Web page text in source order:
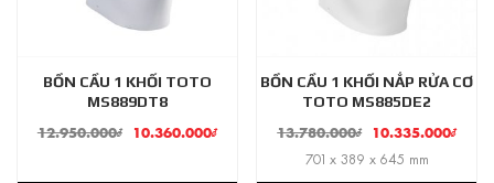
BỒN CẦU 1 KHỐI TOTO
MS889DT8
12.950.000₫ 10.360.000₫
BỒN CẦU 1 KHỐI NẮP RỬA CƠ
TOTO MS885DE2
13.780.000₫ 10.335.000₫
701 x 389 x 645 mm